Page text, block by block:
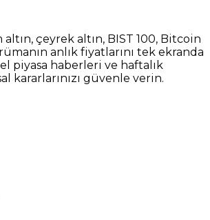
altın, çeyrek altın, BIST 100, Bitcoin
anlık fiyatlarını tek ekranda
piyasa haberleri ve haftalık
kararlarınızı güvenle verin.